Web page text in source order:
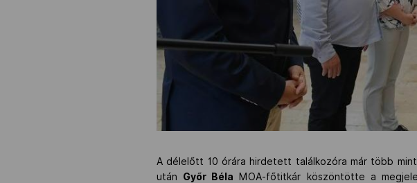
A délelőtt 10 órára hirdetett találkozóra már több
után Győr Béla MOA-főtitkár köszöntötte a